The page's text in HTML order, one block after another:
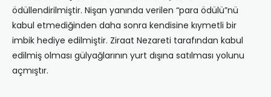
ödüllendirilmiştir. Nişan yanında verilen “para ödülü”nü
kabul etmediğinden daha sonra kendisine kıymetli bir
imbik hediye edilmiştir. Ziraat Nezareti tarafından kabul
edilmiş olması gülyağlarının yurt dışına satılması yolunu
açmıştır.